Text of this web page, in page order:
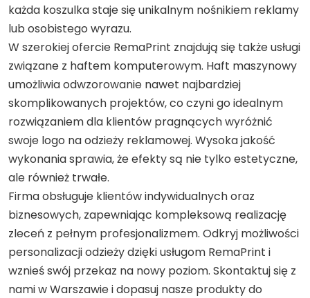
każda koszulka staje się unikalnym nośnikiem reklamy
lub osobistego wyrazu.
W szerokiej ofercie RemaPrint znajdują się także usługi
związane z haftem komputerowym. Haft maszynowy
umożliwia odwzorowanie nawet najbardziej
skomplikowanych projektów, co czyni go idealnym
rozwiązaniem dla klientów pragnących wyróżnić
swoje logo na odzieży reklamowej. Wysoka jakość
wykonania sprawia, że efekty są nie tylko estetyczne,
ale również trwałe.
Firma obsługuje klientów indywidualnych oraz
biznesowych, zapewniając kompleksową realizację
zleceń z pełnym profesjonalizmem. Odkryj możliwości
personalizacji odzieży dzięki usługom RemaPrint i
wznieś swój przekaz na nowy poziom. Skontaktuj się z
nami w Warszawie i dopasuj nasze produkty do